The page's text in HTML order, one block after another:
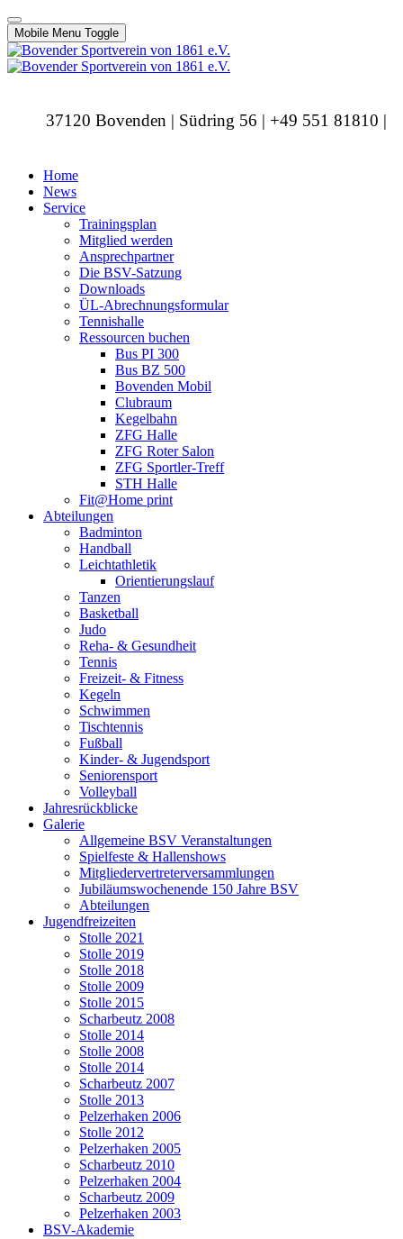
Mobile Menu Toggle
37120 Bovenden | Südring 56 | +49 551 81810 |
Home
News
Service
Trainingsplan
Mitglied werden
Ansprechpartner
Die BSV-Satzung
Downloads
ÜL-Abrechnungsformular
Tennishalle
Ressourcen buchen
Bus PI 300
Bus BZ 500
Bovenden Mobil
Clubraum
Kegelbahn
ZFG Halle
ZFG Roter Salon
ZFG Sportler-Treff
STH Halle
Fit@Home print
Abteilungen
Badminton
Handball
Leichtathletik
Orientierungslauf
Tanzen
Basketball
Judo
Reha- & Gesundheit
Tennis
Freizeit- & Fitness
Kegeln
Schwimmen
Tischtennis
Fußball
Kinder- & Jugendsport
Seniorensport
Volleyball
Jahresrückblicke
Galerie
Allgemeine BSV Veranstaltungen
Spielfeste & Hallenshows
Mitgliedervertreterversammlungen
Jubiläumswochenende 150 Jahre BSV
Abteilungen
Jugendfreizeiten
Stolle 2021
Stolle 2019
Stolle 2018
Stolle 2009
Stolle 2015
Scharbeutz 2008
Stolle 2014
Stolle 2008
Stolle 2014
Scharbeutz 2007
Stolle 2013
Pelzerhaken 2006
Stolle 2012
Pelzerhaken 2005
Scharbeutz 2010
Pelzerhaken 2004
Scharbeutz 2009
Pelzerhaken 2003
BSV-Akademie